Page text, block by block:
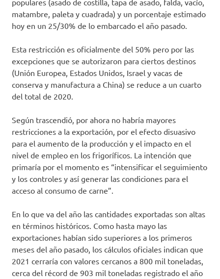
populares (asado de costilla, tapa de asado, falda, vacío,
matambre, paleta y cuadrada) y un porcentaje estimado
hoy en un 25/30% de lo embarcado el año pasado.
Esta restricción es oficialmente del 50% pero por las
excepciones que se autorizaron para ciertos destinos
(Unión Europea, Estados Unidos, Israel y vacas de
conserva y manufactura a China) se reduce a un cuarto
del total de 2020.
Según trascendió, por ahora no habría mayores
restricciones a la exportación, por el efecto disuasivo
para el aumento de la producción y el impacto en el
nivel de empleo en los frigoríficos. La intención que
primaría por el momento es “intensificar el seguimiento
y los controles y así generar las condiciones para el
acceso al consumo de carne”.
En lo que va del año las cantidades exportadas son altas
en términos históricos. Como hasta mayo las
exportaciones habían sido superiores a los primeros
meses del año pasado, los cálculos oficiales indican que
2021 cerraría con valores cercanos a 800 mil toneladas,
cerca del récord de 903 mil toneladas registrado el año